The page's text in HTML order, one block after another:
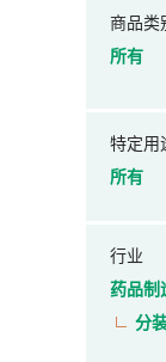
商品类
所有
特定用
所有
行业
药品制
分